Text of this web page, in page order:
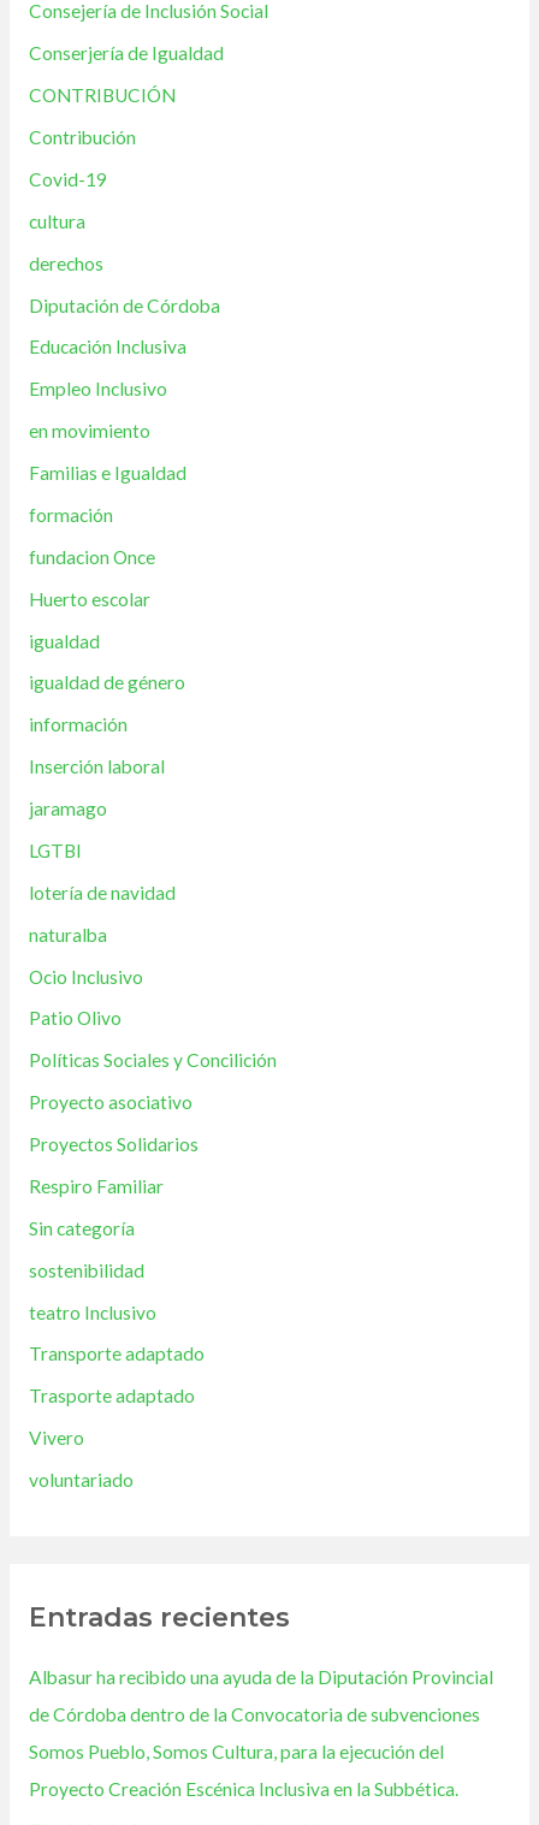
Consejería de Inclusión Social
Conserjería de Igualdad
CONTRIBUCIÓN
Contribución
Covid-19
cultura
derechos
Diputación de Córdoba
Educación Inclusiva
Empleo Inclusivo
en movimiento
Familias e Igualdad
formación
fundacion Once
Huerto escolar
igualdad
igualdad de género
información
Inserción laboral
jaramago
LGTBI
lotería de navidad
naturalba
Ocio Inclusivo
Patio Olivo
Políticas Sociales y Concilición
Proyecto asociativo
Proyectos Solidarios
Respiro Familiar
Sin categoría
sostenibilidad
teatro Inclusivo
Transporte adaptado
Trasporte adaptado
Vivero
voluntariado
Entradas recientes
Albasur ha recibido una ayuda de la Diputación Provincial
de Córdoba dentro de la Convocatoria de subvenciones
Somos Pueblo, Somos Cultura, para la ejecución del
Proyecto Creación Escénica Inclusiva en la Subbética.